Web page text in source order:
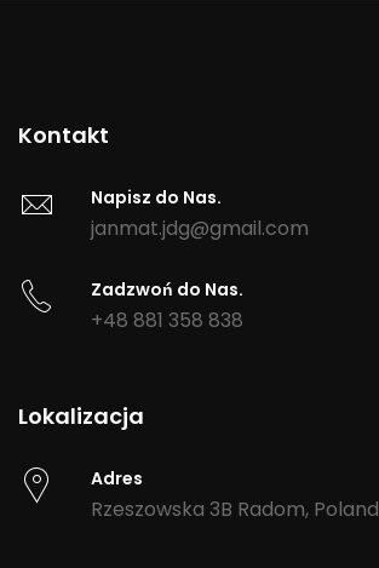
Kontakt
Napisz do Nas.
janmat.jdg@gmail.com
Zadzwoń do Nas.
+48 881 358 838
Lokalizacja
Adres
Rzeszowska 3B Radom, Poland